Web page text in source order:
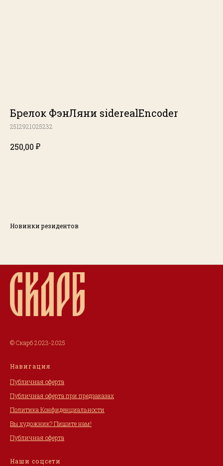
Брелок ФэнЛяни siderealEncoder
2512921025232
250,00 ₽
Новинки резидентов
© Скарб 2023-2025
Навигация
Публичная оферта
Публичная оферта при предзаказах
Политика Конфиденциальности
Вы художник? Пишите нам!
Публичная оферта
Наши соцсети